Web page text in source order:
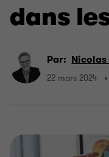
dans
Par:
22 mars 2024